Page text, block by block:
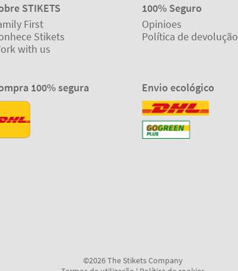
STIKETS
First
Stikets
with us
100% Seguro
Opinioes
Política de devolução
100% segura Envio ecológico
©2026 The Stikets Company